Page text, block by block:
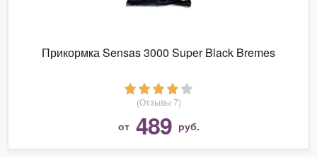
Прикормка Sensas 3000 Super Black Bremes
(Отзывы 7)
от 489 руб.